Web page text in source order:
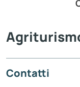
Contatti